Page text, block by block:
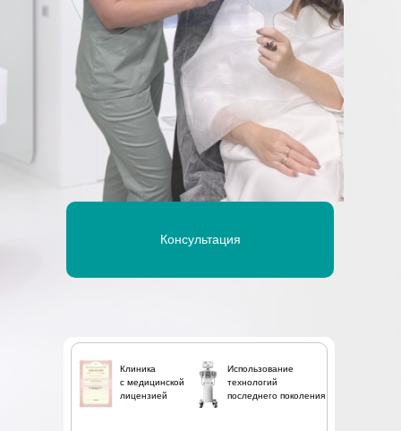
Клиника
с медицинской
лицензией
Использование
технологий
последнего поколения
Консультация